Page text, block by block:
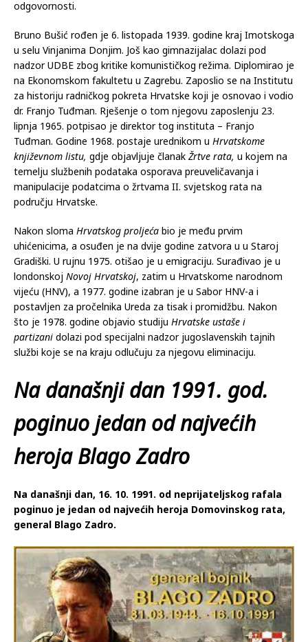
odgovornosti.
Bruno Bušić rođen je 6. listopada 1939. godine kraj Imotskoga
u selu Vinjanima Donjim. Još kao gimnazijalac dolazi pod
nadzor UDBE zbog kritike komunističkog režima. Diplomirao je
na Ekonomskom fakultetu u Zagrebu. Zaposlio se na Institutu
za historiju radničkog pokreta Hrvatske koji je osnovao i vodio
dr. Franjo Tuđman. Rješenje o tom njegovu zaposlenju 23.
lipnja 1965. potpisao je direktor tog instituta – Franjo
Tuđman. Godine 1968. postaje urednikom u Hrvatskome
književnom listu, gdje objavljuje članak Žrtve rata, u kojem na
temelju službenih podataka osporava preuveličavanja i
manipulacije podatcima o žrtvama II. svjetskog rata na
području Hrvatske.
Nakon sloma Hrvatskog proljeća bio je među prvim
uhićenicima, a osuđen je na dvije godine zatvora u u Staroj
Gradiški. U rujnu 1975. otišao je u emigraciju. Surađivao je u
londonskoj Novoj Hrvatskoj, zatim u Hrvatskome narodnom
vijeću (HNV), a 1977. godine izabran je u Sabor HNV-a i
postavljen za pročelnika Ureda za tisak i promidžbu. Nakon
što je 1978. godine objavio studiju Hrvatske ustaše i
partizani dolazi pod specijalni nadzor jugoslavenskih tajnih
službi koje se na kraju odlučuju za njegovu eliminaciju.
Na današnji dan 1991. god.
poginuo jedan od najvećih
heroja Blago Zadro
Na današnji dan, 16. 10. 1991. od neprijateljskog rafala
poginuo je jedan od najvećih heroja Domovinskog rata,
general Blago Zadro.